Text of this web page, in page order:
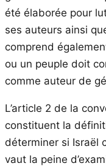
été élaborée pour
ses auteurs ainsi
comprend
ou un peuple doit
comme auteur de
L’article 2 de la
constituent la
déterminer si Israël
vaut la peine